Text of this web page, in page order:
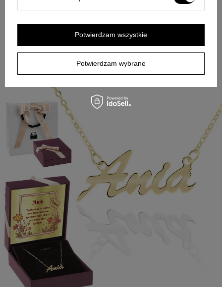
Jeśli chcesz podarować biżuterię, która od razu jest
dopasowana do osoby, ten model spełnia tę rolę bez
Dedykacja w pudełeczku oraz tabliczka z wybraną treścią,
grafiką lub zdjęciem pomagają nadać całości osobisty ton. W
efekcie otrzymujesz spójny prezent, który łączy estetykę z
przekazem i łatwo pasuje do ważnych chwil.
Potwierdzam wybrane
Potwierdzam wszystkie